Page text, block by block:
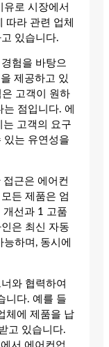
로 시장에서
따라 관련 업체
있습니다.
험을 바탕으
제공하고 있
고객이 원하
점입니다. 에
고객의 요구
있는 유연성을
근은 에어컨
든 제품은 엄
개선과 1 고품
은 최신 자동
하며, 동시에
와 협력하여
니다. 예를 들
체에 제품을 납
고 있습니다.